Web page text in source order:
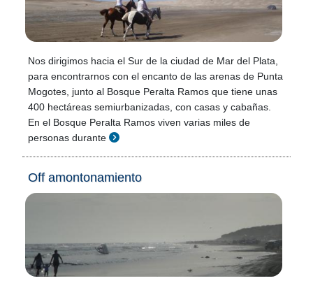
Nos dirigimos hacia el Sur de la ciudad de Mar del Plata,
para encontrarnos con el encanto de las arenas de Punta
Mogotes, junto al Bosque Peralta Ramos que tiene unas
400 hectáreas semiurbanizadas, con casas y cabañas.
En el Bosque Peralta Ramos viven varias miles de
personas durante
Off amontonamiento